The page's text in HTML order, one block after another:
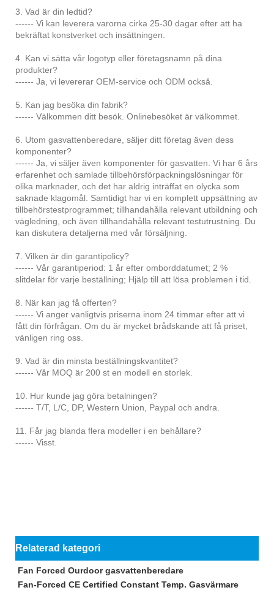
3. Vad är din ledtid?
------ Vi kan leverera varorna cirka 25-30 dagar efter att ha
bekräftat konstverket och insättningen.
4. Kan vi sätta vår logotyp eller företagsnamn på dina
produkter?
------ Ja, vi levererar OEM-service och ODM också.
5. Kan jag besöka din fabrik?
------ Välkommen ditt besök. Onlinebesöket är välkommet.
6. Utom gasvattenberedare, säljer ditt företag även dess
komponenter?
------ Ja, vi säljer även komponenter för gasvatten. Vi har 6 års
erfarenhet och samlade tillbehörsförpackningslösningar för
olika marknader, och det har aldrig inträffat en olycka som
saknade klagomål. Samtidigt har vi en komplett uppsättning av
tillbehörstestprogrammet; tillhandahålla relevant utbildning och
vägledning, och även tillhandahålla relevant testutrustning. Du
kan diskutera detaljerna med vår försäljning.
7. Vilken är din garantipolicy?
------ Vår garantiperiod: 1 år efter omborddatumet; 2 %
slitdelar för varje beställning; Hjälp till att lösa problemen i tid.
8. När kan jag få offerten?
------ Vi anger vanligtvis priserna inom 24 timmar efter att vi
fått din förfrågan. Om du är mycket brådskande att få priset,
vänligen ring oss.
9. Vad är din minsta beställningskvantitet?
------ Vår MOQ är 200 st en modell en storlek.
10. Hur kunde jag göra betalningen?
------ T/T, L/C, DP, Western Union, Paypal och andra.
11. Får jag blanda flera modeller i en behållare?
------ Visst.
Relaterad kategori
Fan Forced Ourdoor gasvattenberedare
Fan-Forced CE Certified Constant Temp. Gasvärmare